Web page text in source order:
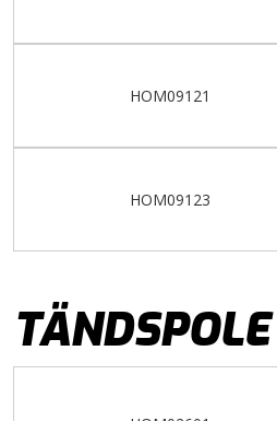
HOM09121
HOM09123
TÄNDSPOLE